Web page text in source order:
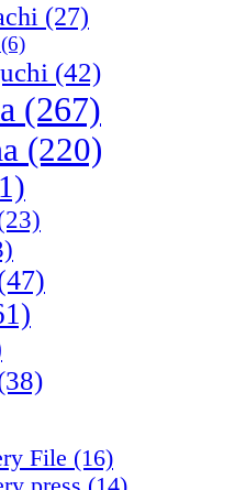
(27)
(6)
(42)
(267)
(220)
File (16)